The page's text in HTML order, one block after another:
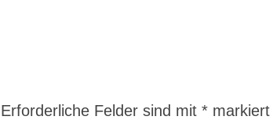
Erforderliche Felder sind mit* markiert